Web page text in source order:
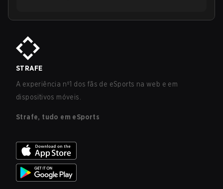
STRAFE
A experiência nº1 dos fãs de eSports na web e em
dispositivos móveis.
Strafe, tudo em eSports